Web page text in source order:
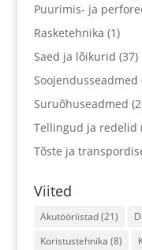
Puurimis- ja
Rasketehnika (1)
Saed ja lõikurid (37)
Soojendusseadmed
Suruõhuseadmed
Tellingud ja redelid
Tõste ja
Viited
Akutööriistad(21)
Koristustehnika (8)